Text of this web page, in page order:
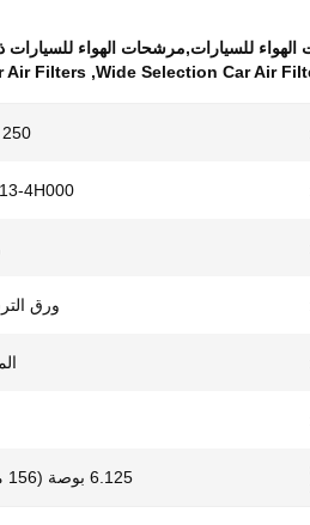
للسيارات,مرشحات الهواء
Wide Selection Car Air
,
Air Filters
250 ملم
4H000
ورق
6.125 بوصة (156 ملم)